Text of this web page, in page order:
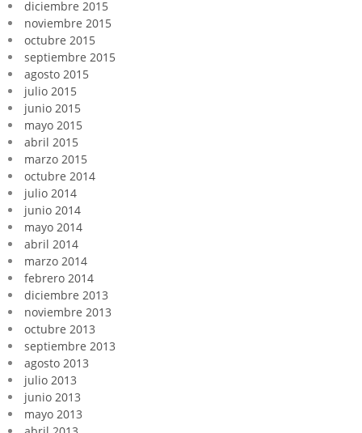
diciembre 2015
noviembre 2015
octubre 2015
septiembre 2015
agosto 2015
julio 2015
junio 2015
mayo 2015
abril 2015
marzo 2015
octubre 2014
julio 2014
junio 2014
mayo 2014
abril 2014
marzo 2014
febrero 2014
diciembre 2013
noviembre 2013
octubre 2013
septiembre 2013
agosto 2013
julio 2013
junio 2013
mayo 2013